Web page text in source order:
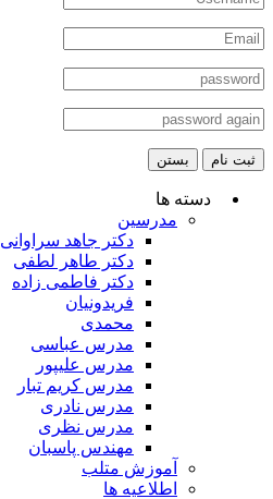
ثبت نام بستن
دسته ها
مدرسین
دکتر جاهد سراوانی
دکتر طاهر لطفی
دکتر فاطمی زاده
فریدونیان
محمدی
مدرس عباسی
مدرس علیپور
مدرس کریم تبار
مدرس نادری
مدرس نظری
مهندس پاسبان
آموزش متلب
اطلاعیه ها